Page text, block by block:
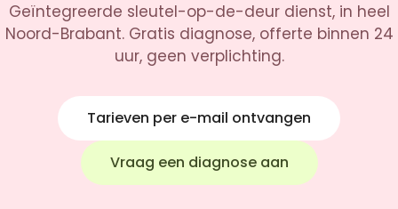
Geïntegreerde sleutel-op-de-deur dienst, in heel
Noord-Brabant. Gratis diagnose, offerte binnen 24
uur, geen verplichting.
Tarieven per e-mail ontvangen
Vraag een diagnose aan